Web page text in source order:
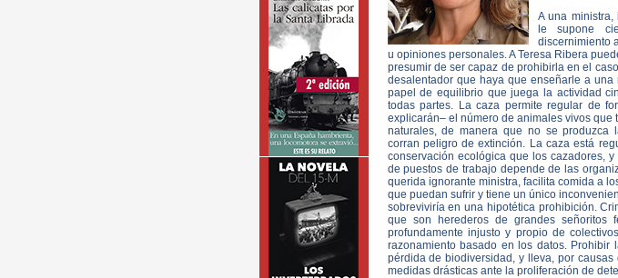
A una
le supone
discernimiento
u opiniones personales. A Teresa Ribera
presumir de ser capaz de prohibirla en el
desalentador que haya que enseñarle a
papel de equilibrio que juega la actividad
todas partes. La caza permite regular de
explicarán– el número de animales vivos que
naturales, de manera que no se produzca
corran peligro de extinción. La caza está
conservación ecológica que los cazadores,
de puestos de trabajo depende de las
querida ignorante ministra, facilita comida a
que puedan sufrir y tiene un único
sobreviviría en una hipotética prohibición.
que son herederos de grandes señoritos
profundamente injusto y propio de
razonamiento basado en los datos.
pérdida de biodiversidad, y lleva, por
medidas drásticas ante la proliferación de